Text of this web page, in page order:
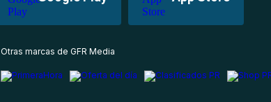
Otras marcas de GFR Media